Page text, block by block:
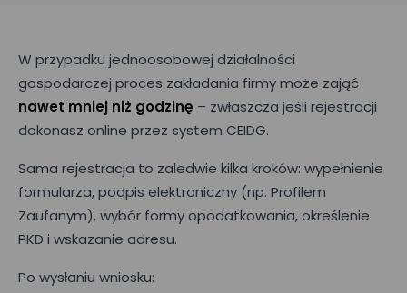
W przypadku jednoosobowej działalności
gospodarczej proces zakładania firmy może zająć
nawet mniej niż godzinę – zwłaszcza jeśli rejestracji
dokonasz online przez system CEIDG.
Sama rejestracja to zaledwie kilka kroków: wypełnienie
formularza, podpis elektroniczny (np. Profilem
Zaufanym), wybór formy opodatkowania, określenie
PKD i wskazanie adresu.
Po wysłaniu wniosku: